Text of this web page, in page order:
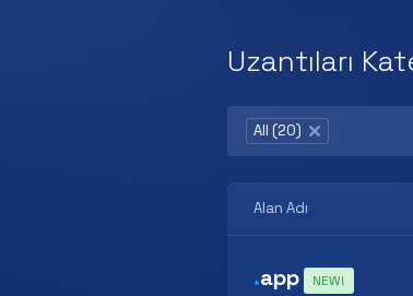
Uzantıları
All (20) ×
Alan Adı
.app NEW!